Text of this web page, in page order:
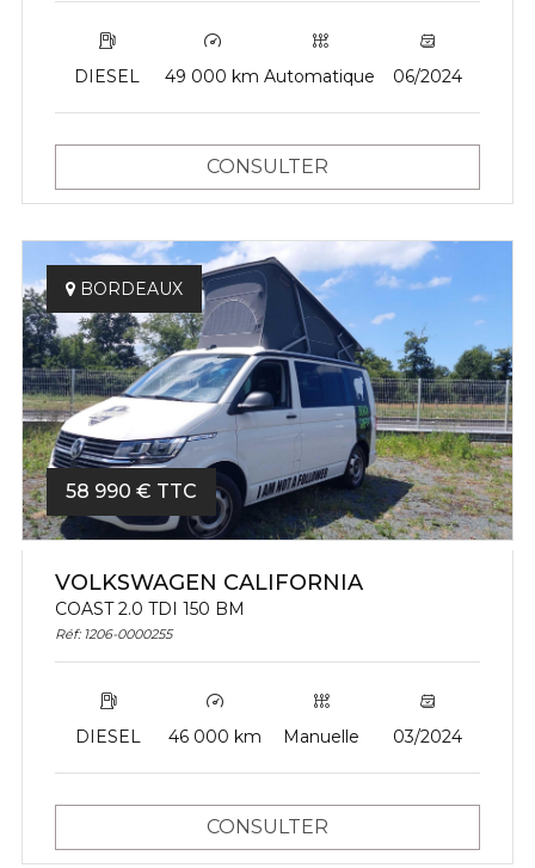
DIESEL 49 000 km Automatique 06/2024
CONSULTER
BORDEAUX
58 990 € TTC
VOLKSWAGEN CALIFORNIA
COAST 2.0 TDI 150 BM
Réf: 1206-0000255
DIESEL 46 000 km Manuelle 03/2024
CONSULTER